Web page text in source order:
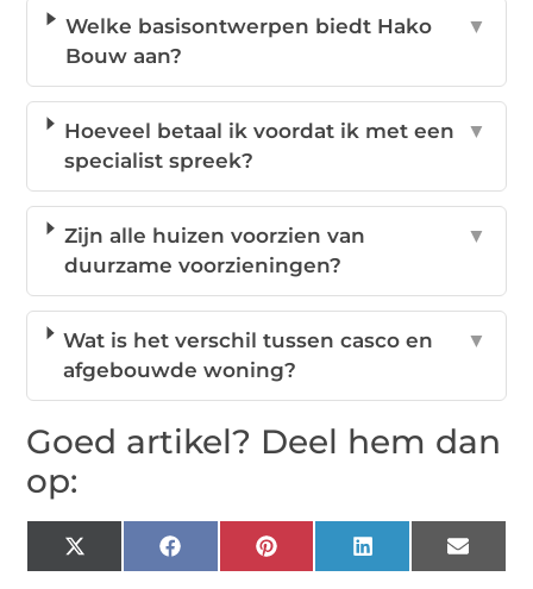
Welke basisontwerpen biedt Hako
Bouw aan?
▼
Hoeveel betaal ik voordat ik met een
specialist spreek?
▼
Zijn alle huizen voorzien van
duurzame voorzieningen?
▼
Wat is het verschil tussen casco en
afgebouwde woning?
▼
Goed artikel? Deel hem dan
op:
X
(Twitter)
FacebookPinterestLinkedIn Email